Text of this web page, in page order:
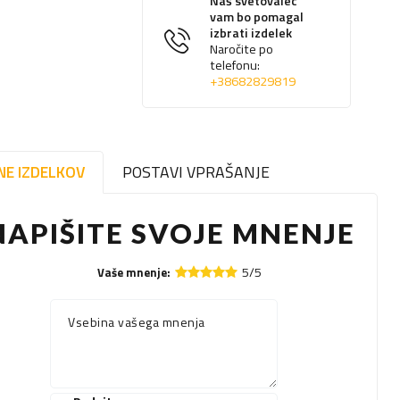
vam bo pomagal
izbrati izdelek
Naročite po
telefonu:
+38682829819
IZDELKOV POSTAVI VPRAŠANJE
SVOJE MNENJE
Vaše mnenje: 5/5
Vsebina vašega mnenja